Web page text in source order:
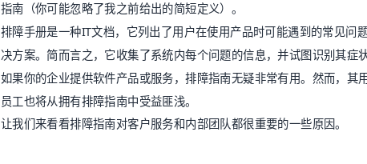
指南（你可能忽略了我之前给出的简短定义）。
排障手册是一种IT文档，它列出了用户在使用产品时可能遇到的常见问
决方案。简而言之，它收集了系统内每个问题的信息，并试图识别其症
如果你的企业提供软件产品或服务，排障指南无疑非常有用。然而，其
员工也将从拥有排障指南中受益匪浅。
让我们来看看排障指南对客户服务和内部团队都很重要的一些原因。